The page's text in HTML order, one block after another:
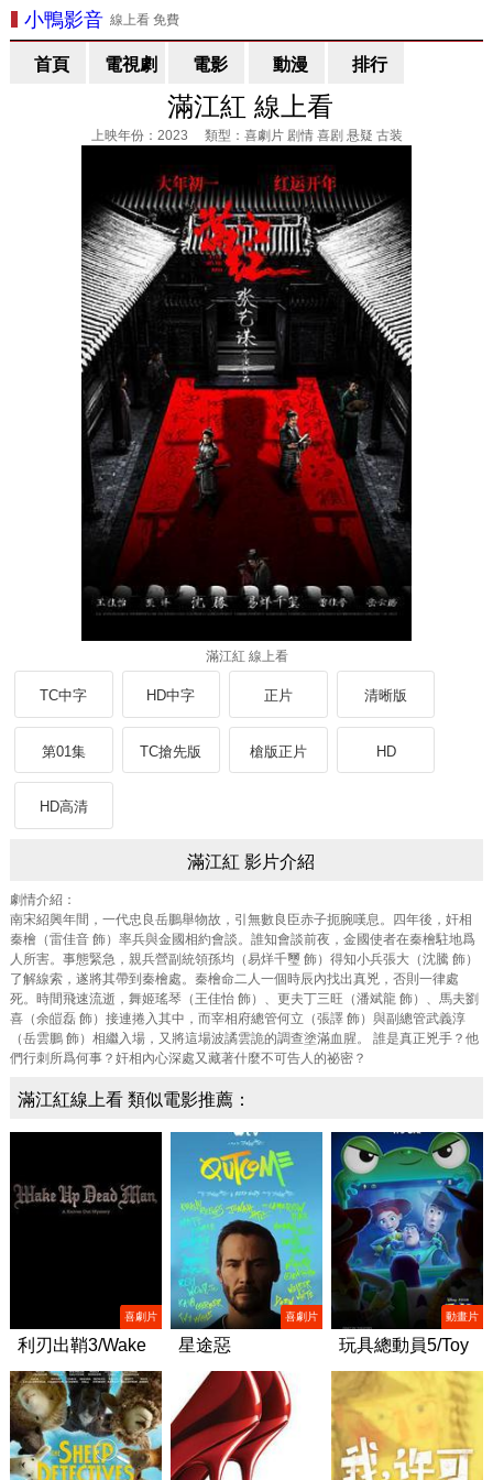
小鴨影音線上看 免費
首頁 電視劇 電影 動漫 排行
滿江紅 線上看
上映年份：2023 類型：喜劇片 剧情 喜剧 悬疑 古装
滿江紅 線上看
TC中字 HD中字 正片 清晰版
第01集 TC搶先版 槍版正片 HD
HD高清
滿江紅 影片介紹
劇情介紹：
南宋紹興年間，一代忠良岳鵬舉物故，引無數良臣赤子扼腕嘆息。四年後，奸相
秦檜（雷佳音 飾）率兵與金國相約會談。誰知會談前夜，金國使者在秦檜駐地爲
人所害。事態緊急，親兵營副統領孫均（易烊千璽 飾）得知小兵張大（沈騰 飾）
了解線索，遂將其帶到秦檜處。秦檜命二人一個時辰內找出真兇，否則一律處
死。時間飛速流逝，舞姬瑤琴（王佳怡 飾）、更夫丁三旺（潘斌龍 飾）、馬夫劉
喜（余皚磊 飾）接連捲入其中，而宰相府總管何立（張譯 飾）與副總管武義淳
（岳雲鵬 飾）相繼入場，又將這場波譎雲詭的調查塗滿血腥。 誰是真正兇手？他
們行刺所爲何事？奸相內心深處又藏著什麼不可告人的祕密？
滿江紅線上看 類似電影推薦：
喜劇片
利刃出鞘3/Wake
Up Dead Man: A
Knives Out Mystery‎
喜劇片
星途惡
果/Outcome
動畫片
玩具總動員5/Toy
Story 5